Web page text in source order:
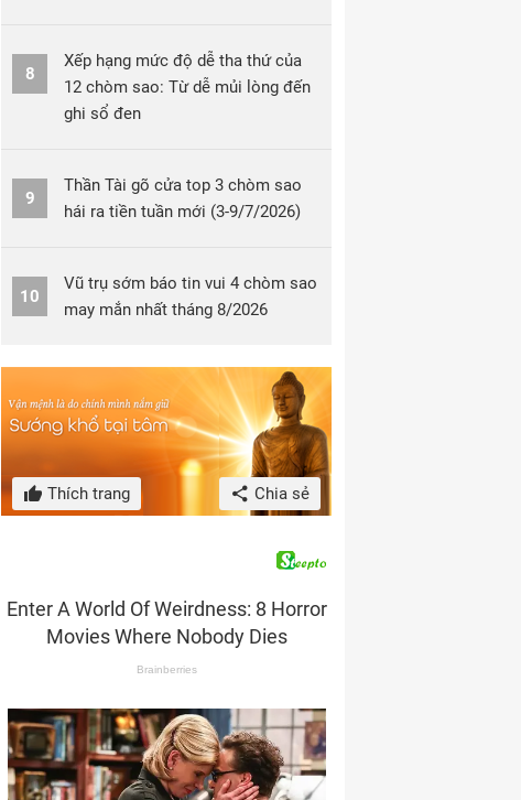
8
Xếp hạng mức độ dễ tha thứ của
12 chòm sao: Từ dễ mủi lòng đến
ghi sổ đen
9
Thần Tài gõ cửa top 3 chòm sao
hái ra tiền tuần mới (3-9/7/2026)
10
Vũ trụ sớm báo tin vui 4 chòm sao
may mắn nhất tháng 8/2026
Thích trang Chia sẻ